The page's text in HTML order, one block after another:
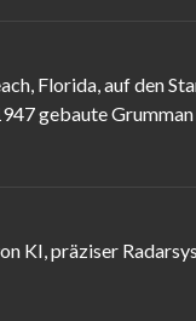
Florida, auf den
gebaute
KI, präziser